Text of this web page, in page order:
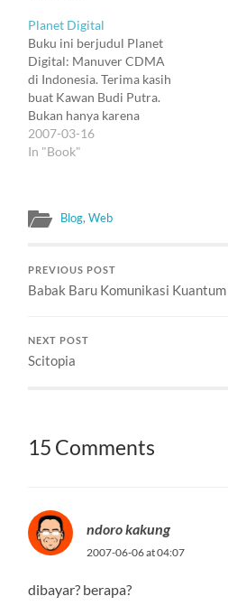
blogger. Dengan
demikian, afaik, Mas Budi
menjadi blogger
profesional pertama di
Indonesia. Blogger
profesional? Ya,
sementara kami2 yang
lain menjadikan kegiatan
Planet Digital
Buku ini berjudul Planet
Digital: Manuver CDMA
di Indonesia. Terima kasih
buat Kawan Budi Putra.
Bukan hanya karena
berbaik hati memberikan
buku ini, tetapi, lebih dari
sebagai bagian dari
Internet. Buku ini unik.…
2007-03-16
In "Book"
Blog,Web
PREVIOUS POST
Babak Baru Komunikasi Kuantum
NEXT POST
Scitopia
15 Comments
ndoro kakung
2007-06-06 at 04:07
dibayar? berapa?